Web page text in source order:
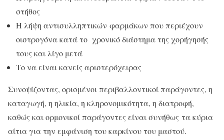
στήθος
Η λήψη αντισυλληπτικών φαρμάκων που περιέχουν
οιστρογόνα κατά το χρονικό διάστημα της χορήγησής
τους και λίγο μετά
Το να είναι κανείς αριστερόχειρας
Συνοψίζοντας, ορισμένοι περιβαλλοντικοί παράγοντες, η
καταγωγή, η ηλικία, η κληρονομικότητα, η διατροφή,
καθώς και ορμονικοί παράγοντες είναι συνήθως τα κύρια
αίτια για την εμφάνιση του καρκίνου του μαστού.